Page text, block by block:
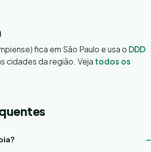
fica em São Paulo e usa o DDD
cidades da região. Veja todos os